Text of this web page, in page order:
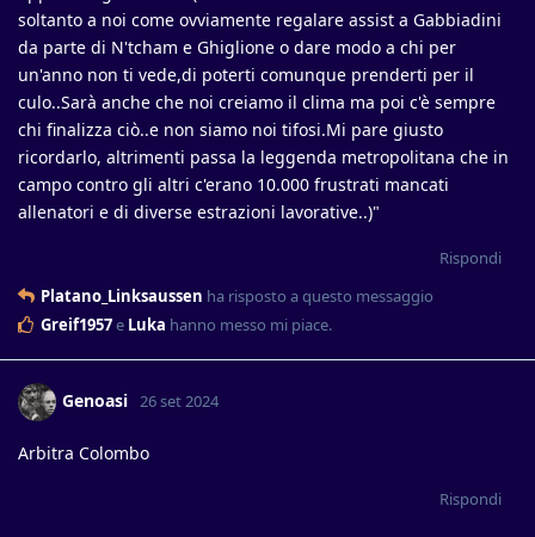
soltanto a noi come ovviamente regalare assist a Gabbiadini
da parte di N'tcham e Ghiglione o dare modo a chi per
un'anno non ti vede,di poterti comunque prenderti per il
culo..Sarà anche che noi creiamo il clima ma poi c'è sempre
chi finalizza ciò..e non siamo noi tifosi.Mi pare giusto
ricordarlo, altrimenti passa la leggenda metropolitana che in
campo contro gli altri c'erano 10.000 frustrati mancati
allenatori e di diverse estrazioni lavorative..)"
Rispondi
Platano_Linksaussen ha risposto a questo messaggio
Greif1957e Luka hanno messo mi piace.
Genoasi 26 set 2024
Arbitra Colombo
Rispondi